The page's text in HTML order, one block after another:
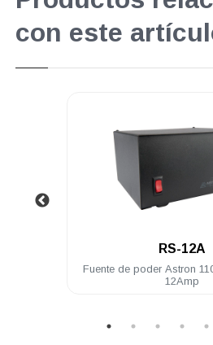
con este
de poder Astron 110VAC a 12VDC